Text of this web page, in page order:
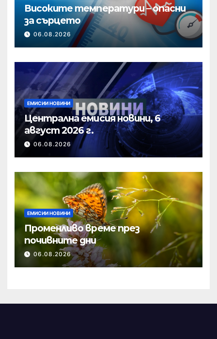
Високите температури – опасни
за сърцето
06.08.2026
ЕМИСИИ НОВИНИ
Централна емисия новини, 6
август 2026 г.
06.08.2026
ЕМИСИИ НОВИНИ
Променливо време през
почивните дни
06.08.2026